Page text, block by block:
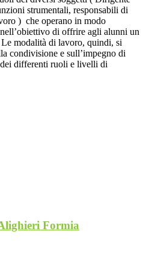
strumentali, responsabili di
) che operano in modo
di offrire agli alunni un
Le modalità di lavoro, quindi, si
condivisione e sull’impegno di
differenti ruoli e livelli di
Formia